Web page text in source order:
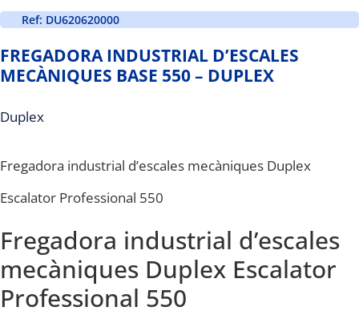
Ref: DU620620000
FREGADORA INDUSTRIAL D’ESCALES
MECÀNIQUES BASE 550 – DUPLEX
Duplex
Fregadora industrial d’escales mecàniques Duplex
Escalator Professional 550
Fregadora industrial d’escales
mecàniques Duplex Escalator
Professional 550